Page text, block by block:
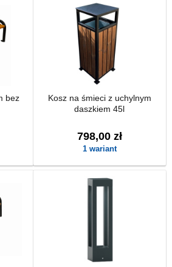
bez
Kosz na śmieci z uchylnym
daszkiem 45l
798,00 zł
1 wariant